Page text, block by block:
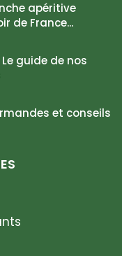
apéritive
de France...
guide de nos
et conseils